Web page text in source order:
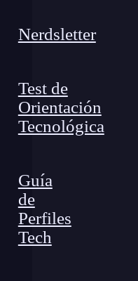
Nerdsletter
Test de
Orientación
Tecnológica
Guía
de
Perfiles
Tech